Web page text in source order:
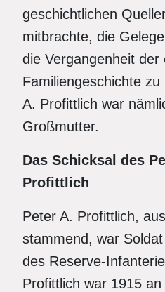
geschichtlichen
mitbrachte, die
die Vergangenheit der
Familiengeschichte
A. Profittlich war
Großmutter.
Das Schicksal des
Profittlich
Peter A. Profittlich,
stammend, war
des Reserve-
Profittlich war 1915